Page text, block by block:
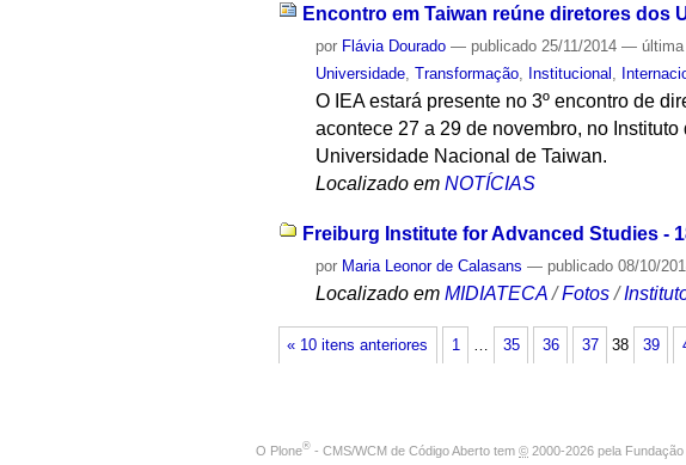
Encontro em Taiwan reúne diretores dos
por Flávia Dourado — publicado 25/11/2014—
Universidade ,Transformação Institucional
O IEA estará presente no 3º encontro de
acontece 27 a 29 de novembro, no
Universidade Nacional de Taiwan.
Localizado em NOTÍCIAS
Freiburg Institute for Advanced Studies -
por Maria Leonor de Calasans — publicado 08/10/
Localizado em MIDIATECA /Fotos /
« 10 itens anteriores 1 35 36 37 38 39
O Plone® - CMS/WCM de Código Aberto tem © 2000-2026 pela Fundação